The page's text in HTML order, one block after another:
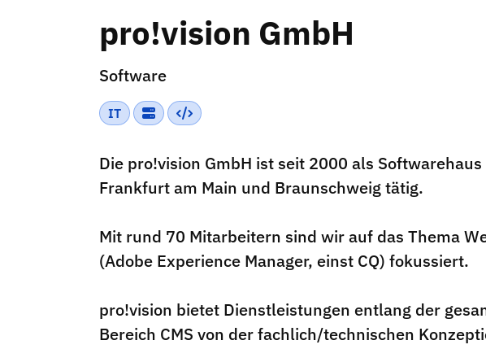
pro!vision GmbH
Software
IT
Die pro!vision GmbH ist seit 2000 als
Frankfurt am Main und Braunschweig tätig.
Mit rund 70 Mitarbeitern sind wir auf das Thema
(Adobe Experience Manager, einst CQ) fokussiert.
pro!vision bietet Dienstleistungen entlang der
Bereich CMS von der fachlich/technischen